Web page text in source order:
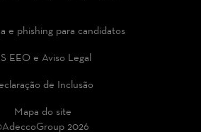
e phishing para candidatos
EEO e Aviso Legal
de Inclusão
Mapa do site
2026